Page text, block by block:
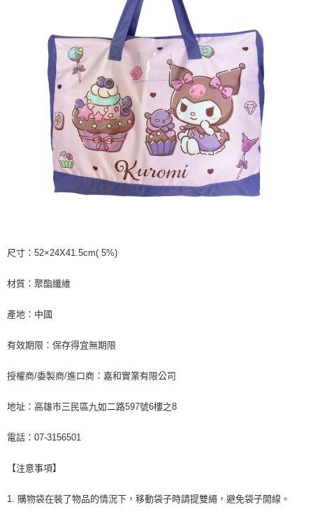
尺寸：52×24X41.5cm( 5%)
材質：聚酯纖維
產地：中國
有效期限：保存得宜無期限
授權商/委製商/進口商：嘉和實業有限公司
地址：高雄市三民區九如二路597號6樓之8
電話：07-3156501
【注意事項】
1. 購物袋在裝了物品的情況下，移動袋子時請提雙繩，避免袋子開線。